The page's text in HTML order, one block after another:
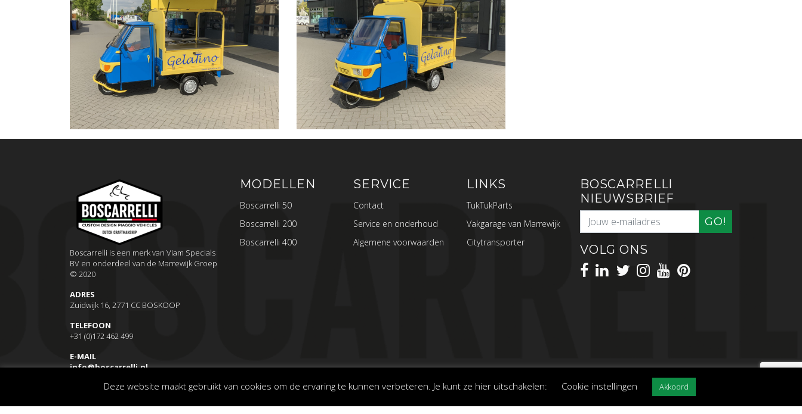
Boscarrelli is een merk van Viam Specials
BV en onderdeel van de Marrewijk Groep
© 2020
ADRES
Zuidwijk 16, 2771 CC BOSKOOP
TELEFOON
+31 (0)172 462 499
E-MAIL
info@boscarrelli.nl
MODELLEN
Boscarrelli 50
Boscarrelli 200
Boscarrelli 400
SERVICE
Contact
Service en onderhoud
Algemene voorwaarden
LINKS
TukTukParts
Vakgarage van Marrewijk
Citytransporter
BOSCARRELLI
NIEUWSBRIEF
GO!
VOLG ONS
Deze website maakt gebruikt van cookies om de ervaring te kunnen verbeteren. Je kunt ze hier uitschakelen: Cookie instellingen Akkoord